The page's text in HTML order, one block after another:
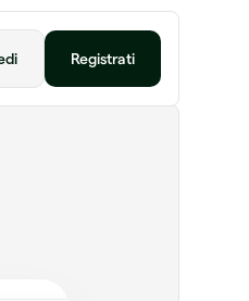
Registrati